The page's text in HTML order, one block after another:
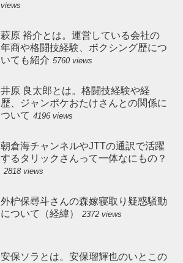
views
萩原 裕介とは。運営している会社の
年商や格闘技経験、ボクシング歴につ
いても紹介 5760 views
井原 良太郎とは。格闘技経験や経
歴、ジャンポケおたけさんとの関係に
ついて 4196 views
朝倉海チャンネルやJTTの通訳で活躍
するタリックさんって一体なにもの？
2818 views
外枦保尋斗さんの森嫁寝取り疑惑騒動
について（経緯）
2372 views
安保ソラとは。安保瑠輝也のいとこの